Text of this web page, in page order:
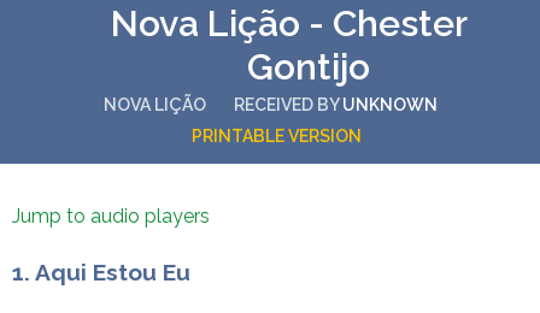
Nova Lição - Chester
Gontijo
NOVA LIÇÃO RECEIVED BYUNKNOWN
PRINTABLE VERSION
Jump to audio players
1. Aqui Estou Eu